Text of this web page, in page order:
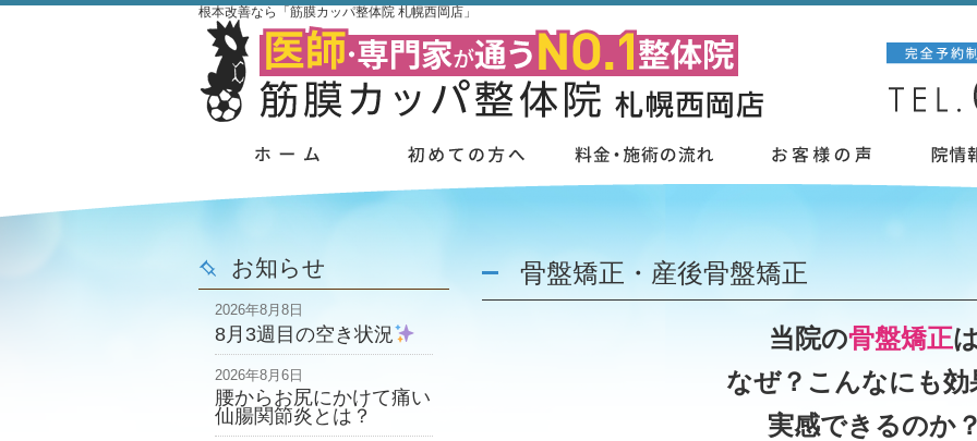
根本改善なら「筋膜カッパ整体院 札幌西岡店」
お知らせ
2026年8月8日
8月3週目の空き状況
2026年8月6日
腰からお尻にかけて痛い
仙腸関節炎とは？
骨盤矯正・産後骨盤矯正
当院の骨盤矯正は
なぜ？こんなにも効
実感できるのか？